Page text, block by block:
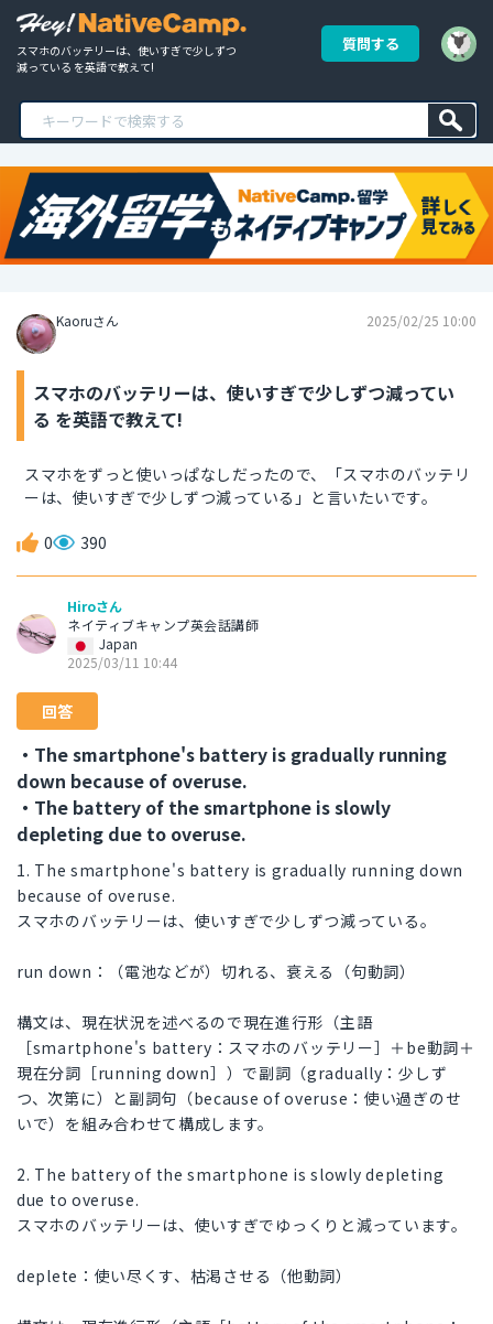
スマホのバッテリーは、使いすぎで少しずつ
減っている を英語で教えて!
質問する
Kaoruさん 2025/02/25 10:00
スマホのバッテリーは、使いすぎで少しずつ減ってい
る を英語で教えて!
スマホをずっと使いっぱなしだったので、「スマホのバッテリ
ーは、使いすぎで少しずつ減っている」と言いたいです。
0 390
Hiroさん
ネイティブキャンプ英会話講師
Japan
2025/03/11 10:44
回答
・The smartphone's battery is gradually running
down because of overuse.
・The battery of the smartphone is slowly
depleting due to overuse.
1. The smartphone's battery is gradually running down
because of overuse.
スマホのバッテリーは、使いすぎで少しずつ減っている。
run down：（電池などが）切れる、衰える（句動詞）
構文は、現在状況を述べるので現在進行形（主語
［smartphone's battery：スマホのバッテリー］＋be動詞＋
現在分詞［running down］）で副詞（gradually：少しず
つ、次第に）と副詞句（because of overuse：使い過ぎのせ
いで）を組み合わせて構成します。
2. The battery of the smartphone is slowly depleting
due to overuse.
スマホのバッテリーは、使いすぎでゆっくりと減っています。
deplete：使い尽くす、枯渇させる（他動詞）